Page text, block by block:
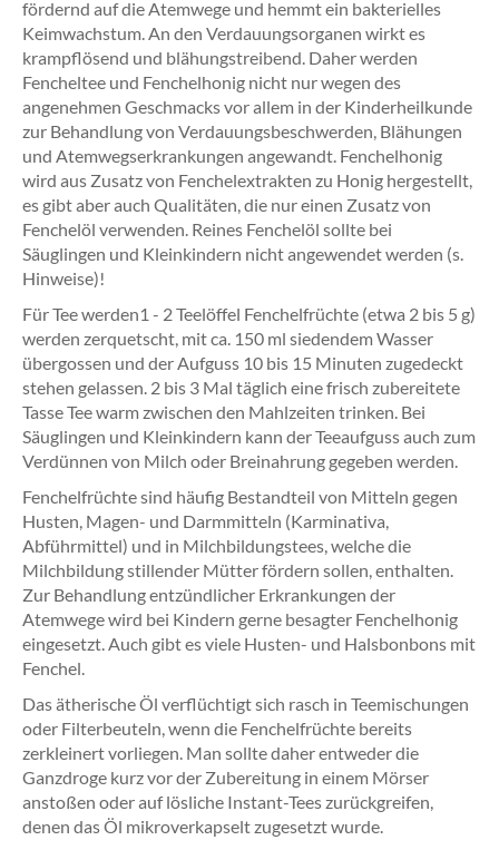
fördernd auf die Atemwege und hemmt ein bakterielles
Keimwachstum. An den Verdauungsorganen wirkt es
krampflösend und blähungstreibend. Daher werden
Fencheltee und Fenchelhonig nicht nur wegen des
angenehmen Geschmacks vor allem in der Kinderheilkunde
zur Behandlung von Verdauungsbeschwerden, Blähungen
und Atemwegserkrankungen angewandt. Fenchelhonig
wird aus Zusatz von Fenchelextrakten zu Honig hergestellt,
es gibt aber auch Qualitäten, die nur einen Zusatz von
Fenchelöl verwenden. Reines Fenchelöl sollte bei
Säuglingen und Kleinkindern nicht angewendet werden (s.
Hinweise)!
Für Tee werden1 - 2 Teelöffel Fenchelfrüchte (etwa 2 bis 5 g)
werden zerquetscht, mit ca. 150 ml siedendem Wasser
übergossen und der Aufguss 10 bis 15 Minuten zugedeckt
stehen gelassen. 2 bis 3 Mal täglich eine frisch zubereitete
Tasse Tee warm zwischen den Mahlzeiten trinken. Bei
Säuglingen und Kleinkindern kann der Teeaufguss auch zum
Verdünnen von Milch oder Breinahrung gegeben werden.
Fenchelfrüchte sind häufig Bestandteil von Mitteln gegen
Husten, Magen- und Darmmitteln (Karminativa,
Abführmittel) und in Milchbildungstees, welche die
Milchbildung stillender Mütter fördern sollen, enthalten.
Zur Behandlung entzündlicher Erkrankungen der
Atemwege wird bei Kindern gerne besagter Fenchelhonig
eingesetzt. Auch gibt es viele Husten- und Halsbonbons mit
Fenchel.
Das ätherische Öl verflüchtigt sich rasch in Teemischungen
oder Filterbeuteln, wenn die Fenchelfrüchte bereits
zerkleinert vorliegen. Man sollte daher entweder die
Ganzdroge kurz vor der Zubereitung in einem Mörser
anstoßen oder auf lösliche Instant-Tees zurückgreifen,
denen das Öl mikroverkapselt zugesetzt wurde.